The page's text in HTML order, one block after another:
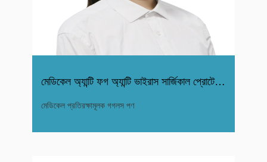
মেডিকেল অ্যান্টি ফগ অ্যান্টি ভাইরাস সার্জিকাল প্রোটেকটিভ গগল
মেডিকেল প্রতিরক্ষামূলক গগলস পণ